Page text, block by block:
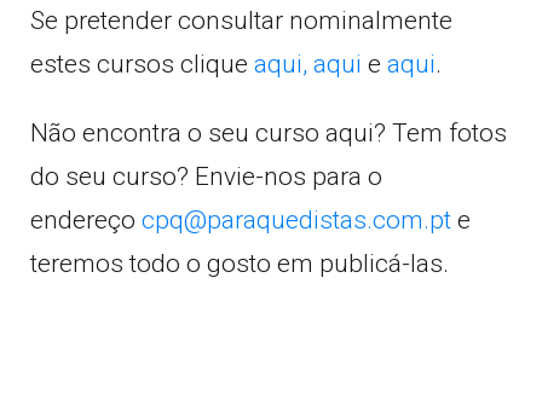
Se pretender consultar nominalmente
estes cursos clique aqui, aqui e aqui.
Não encontra o seu curso aqui? Tem fotos
do seu curso? Envie-nos para o
endereço cpq@paraquedistas.com.pt e
teremos todo o gosto em publicá-las.